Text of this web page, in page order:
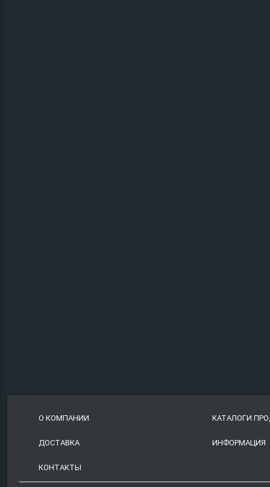
О КОМПАНИИ КАТАЛОГИ
ДОСТАВКА ИНФОРМАЦИЯ
КОНТАКТЫ